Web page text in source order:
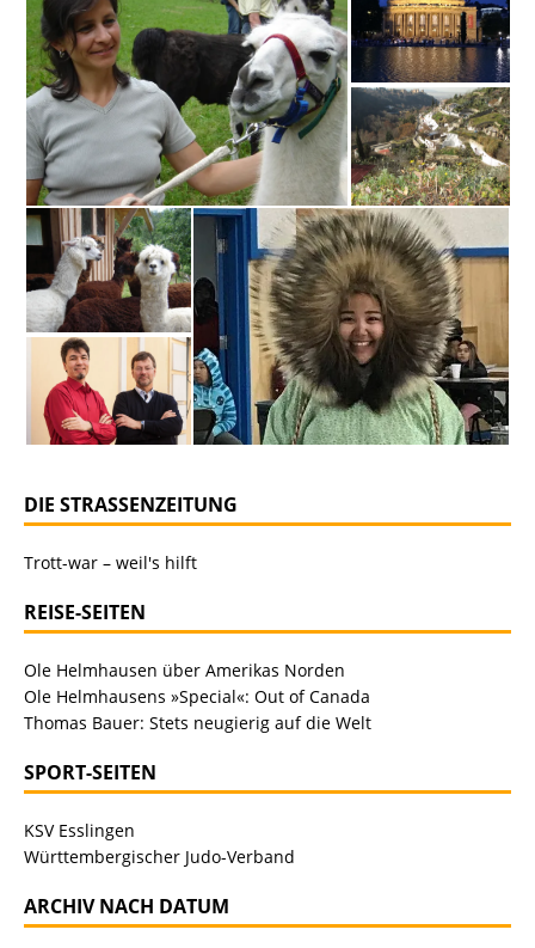
DIE STRASSENZEITUNG
Trott-war – weil's hilft
REISE-SEITEN
Ole Helmhausen über Amerikas Norden
Ole Helmhausens »Special«: Out of Canada
Thomas Bauer: Stets neugierig auf die Welt
SPORT-SEITEN
KSV Esslingen
Württembergischer Judo-Verband
ARCHIV NACH DATUM